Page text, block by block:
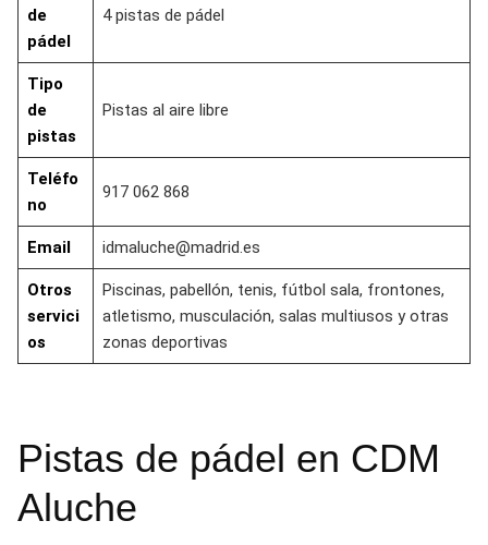
de
pádel
4 pistas de pádel
Tipo
de
pistas
Pistas al aire libre
Teléfo
no
917 062 868
Email idmaluche@madrid.es
Otros
servici
os
Piscinas, pabellón, tenis, fútbol sala, frontones,
atletismo, musculación, salas multiusos y otras
zonas deportivas
Pistas de pádel en CDM
Aluche